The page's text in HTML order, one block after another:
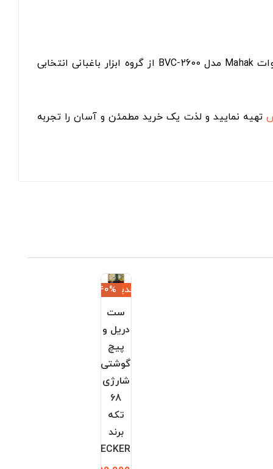
اگر به دنبال یک خزان روب برقی قوی، خوش‌دست و دوکاره برای تمیزکاری سریع فضای باز هستید، خزان روب برقی ۲۶۰۰ وات Mahak مدل BVC-2600 از گروه ابزار باغبانی انتخابی
تهیه نمایید و لذت یک خرید مطمئن و آسان را تجربه
جدید‎−40%
ست
دریل و
پیچ
گوشتی
شارژی
68
تکه
برند
BLACK+DECKER